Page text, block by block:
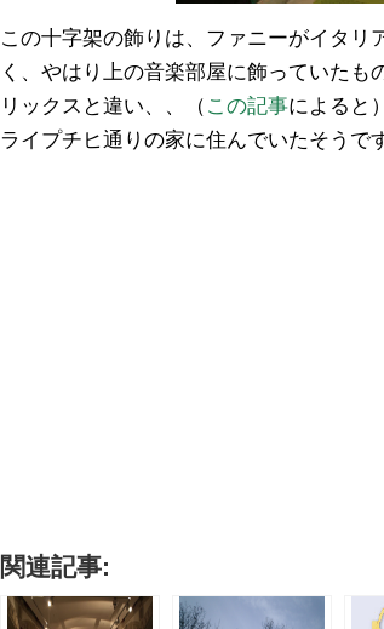
この十字架の飾りは、ファニーがイタリ
く、やはり上の音楽部屋に飾っていた
リックスと違い、、（ この記事によると
ライプチヒ通りの家に住んでいたそうで
関連記事: